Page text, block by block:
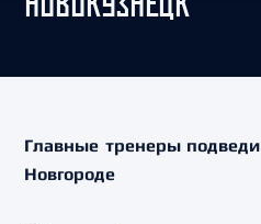
Главные тренеры
Новгороде